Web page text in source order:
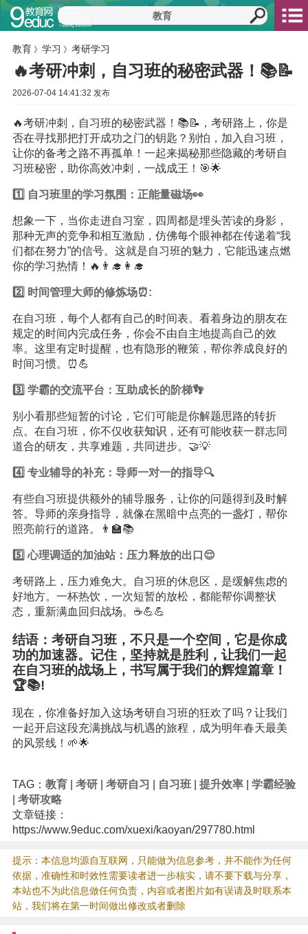
教育 》 学习 》 考研学习
🔥考研冲刺，自习班的秘密武器！📚📝
2026-07-04 14:41:32 发布
🔥考研冲刺，自习班的秘密武器！📚📝，考研路上，你是
否在寻找那把打开成功之门的钥匙？别怕，加入自习班，
让你的备考之路不再孤单！一起来揭秘那些隐藏的考研自
习班秘密，助你高效冲刺，一战成王！🎯🌟
1️⃣ 自习班里的学习氛围：正能量磁场👀
想象一下，当你走进自习室，四周都是埋头苦读的身影，
那种无声的竞争和相互激励，仿佛每个眼神都在传递着“我
们都在努力”的信号。这就是自习班的魅力，它能迅速点燃
你的学习热情！🔥👨‍🎓👩‍🎓
2️⃣ 时间管理大师的修炼场⏰:
在自习班，每个人都有自己的时间表。看着身边的朋友在
规定的时间内完成任务，你会不由自主地提高自己的效
率。这里有定时提醒，也有隐形的鞭策，帮你养成良好的
时间习惯。⏰💪
3️⃣ 学霸的交流平台：互助成长的阶梯👣
别小看那些短暂的讨论，它们可能是你解题思路的转折
点。在自习班，你不仅收获知识 ，还有可能收获一群志同
道合的研友，共享难题，共同进步。🤝💡
4️⃣ 专业辅导的补充：导师一对一的指导🔍
有些自习班提供额外的辅导服务，让你的问题得到及时解
答。导师的亲身指导，就像在黑暗中点亮的一盏灯，帮你
照亮前行的道路。👨‍🏫📚
5️⃣ 心理调适的加油站：压力释放的出口😌
考研路上，压力难免大。自习班的休息区，是缓解焦虑的
好地方。一杯热饮，一次短暂的放松，都能帮你调整状
态，重新满血回归战场。☕️💪💪
结语：考研自习班，不只是一个空间，它是你成
功的加速器。记住，坚持就是胜利，让我们一起
在自习班的战场上，书写属于我们的辉煌篇章！
🏆📚!
现在，你准备好加入这场考研自习班的狂欢了吗？让我们
一起开启这段充满挑战与机遇的旅程，成为明年春天最美
的风景线！🌱🌟
TAG： 教育| 考研| 考研自习 自习班| 提升效率| 学霸经验
考研攻略
文章链接：
https://www.9educ.com/xuexi/kaoyan/297780.html
提示：本信息均源自互联网，只能做为信息参考，并不能作为任何
依据，准确性和时效性需要读者进一步核实，请不要下载与分享，
本站也不为此信息做任何负责，内容或者图片如有误请及时联系本
站，我们将在第一时间做出修改或者删除